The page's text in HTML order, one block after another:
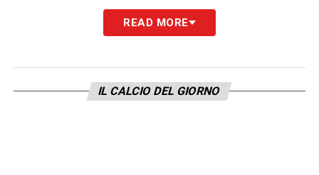
Criticatemi per tutto, ma non per questo.
Siamo persone anche noi, non meritiamo
oggi. Siamo persone anche noi, ne sappiamo
READ MORE
IL CALCIO DEL GIORNO